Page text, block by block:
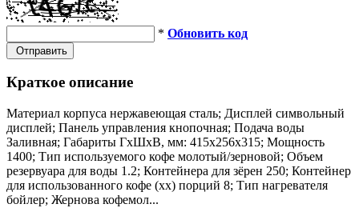
* Обновить код
Отправить
Краткое описание
Материал корпуса нержавеющая сталь; Дисплей символьный
дисплей; Панель управления кнопочная; Подача воды
Заливная; Габариты ГхШхВ, мм: 415х256х315; Мощность
1400; Тип используемого кофе молотый/зерновой; Объем
резервуара для воды 1.2; Контейнера для зёрен 250; Контейнер
для использованного кофе (хх) порций 8; Тип нагревателя
бойлер; Жернова кофемол...